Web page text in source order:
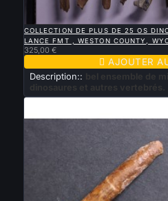
APERÇU RAPIDE
COLLECTION DE PLUS DE 25 OS
LANCE FMT , WESTON COUNTY,
325,00 €
 AJOUTER
Description::
bel ensemble de
dinosaures et autres vertebrés.